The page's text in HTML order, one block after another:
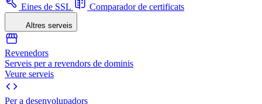
Eines de SSL
Comparador de certificats
Altres serveis
Revenedors
Serveis per a revendors de dominis
Veure serveis
Per a desenvolupadors